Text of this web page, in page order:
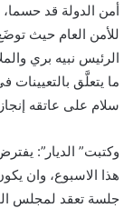
أمن الدولة قد حسما،
للأمن العام حيث
الرئيس نبيه بري
ما يتعلَّق
سلام على عاتقه
وكتبت” الديار”:
هذا الاسبوع، وان
جلسة تعقد لمجلس